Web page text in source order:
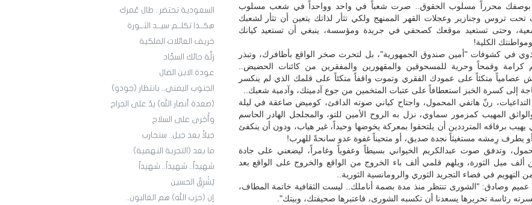
السعودية تحتضر.. طال عُمرك
هكــذا تكلــم سيــد الثــورة
خريف العائلات الملكية
زلَّة حائك السجَّاد
عودة الابن الضال
الجنوب اليمني.. بانتظار (جودو)
(صعدة أنصار الله) يدٌ على الجراح
وأُخرى على السلاح
جيلاً بعد جيل.. سنحارب
ما بعد (التجربة النهمية)
شهيداً.. شهيداً.. شهيداً
يُشْرِقُ الحسين
إن (حزب الله) هم الغالبون..
محرراً مسلوب الحقوق.. صرت شعباً في واحد وواحداً في شعب مسلوب
تحت تروس وجنازير وعجلات القهر الممنهج ولكي تثأر لذاتك يتعين أن تثأر لشعبك
وحتى تستعيد موقعك كصحفي في جريدة ومؤسسة، ينبغي أن تستعيد كيانك
الكلية!
في كشوفات "أمين صندوق الجمهورية"، بل لتحرث صخر الواقع بأظافرك، وتبذر
كرامة وقمحاً وحرية للمسحوقين والمقهورين والمفقرين من كائنات الحضيض..
عصامياً متكئاً على عمودك الفقري وتموت واقفاً متكئاً على قلمك الذي لم ينكسر
إلى كسرة الخبز استعطافاً على عتبات المتخمين من جوع آدميتك، وآدمية شعبك..
رنّ هاتفي المحمول، واجتاح كياني صوته الدافئ، كوميض صاعقة في ليلة
المهيب كمزمور سماوي، نزل به الروح الأمين للتو، والمجلجل الهادر الحاسم
يهيب برفاقه المترددين أن يلتحقوا بمعركة يخوضها وحيداً، غير هياب، ودون أن ينكفئ
يطرف رِمشه مستغيثاً نجدة صديق، أو متحيناً غفوة عدو سانحةً للهرب!
وتدفق صوت عبدالكريم الخيواني بسيطاً وعفوياً وغامراً، ليضعني على جادة
ألف ميل الثورة، ويلهم قلمي ألف باء الخروج من الواقع والخروج على الواقع بعد
في فضاء التجريد الثوري والرومانسية الثورية..
عميم وصادق: "الشورى تنتظر منذ مدة بصمة أناملك.. ليست الثقافية خاتمة المطاف،
رئاسة تحريرها يسعدنا أن تكسبه الشورى، فاعتبرها صحيفتك، وبيتك".